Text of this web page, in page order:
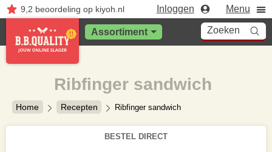
9,2 beoordelingop kiyoh.nl Inloggen Menu
Assortiment Zoeken
Home Recepten Ribfinger sandwich
Ribfinger sandwich
BESTEL DIRECT